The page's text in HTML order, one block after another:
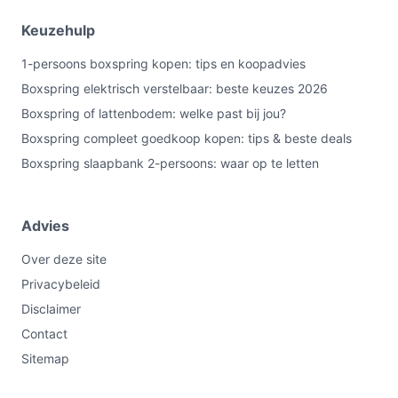
spotcleaning als vermeld). Kijk in de
productdocumentatie voor specifieke
reinigingsadviezen.
Wat is de belangrijkste afweging bij dit type product?
De kernafweging is comfort versus kant-en-klaar
gemak: je koopt een complete set die direct inzetbaar is,
Controleer specificaties zoals matrasopbouw, hardheid
en belastbaarheid voordat je beslist.
Conclusie
De Boxspring Bravo 160 x 200 in Skai zwart is een
complete, visueel onderhoudsvriendelijke
Keuzehulp
1-persoons boxspring kopen: tips en koopadvies
Boxspring elektrisch verstelbaar: beste keuzes 2026
Boxspring of lattenbodem: welke past bij jou?
Boxspring compleet goedkoop kopen: tips & beste deals
Boxspring slaapbank 2-persoons: waar op te letten
Advies
Over deze site
Privacybeleid
Disclaimer
Contact
Sitemap